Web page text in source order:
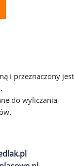
i przeznaczony jest
do wyliczania